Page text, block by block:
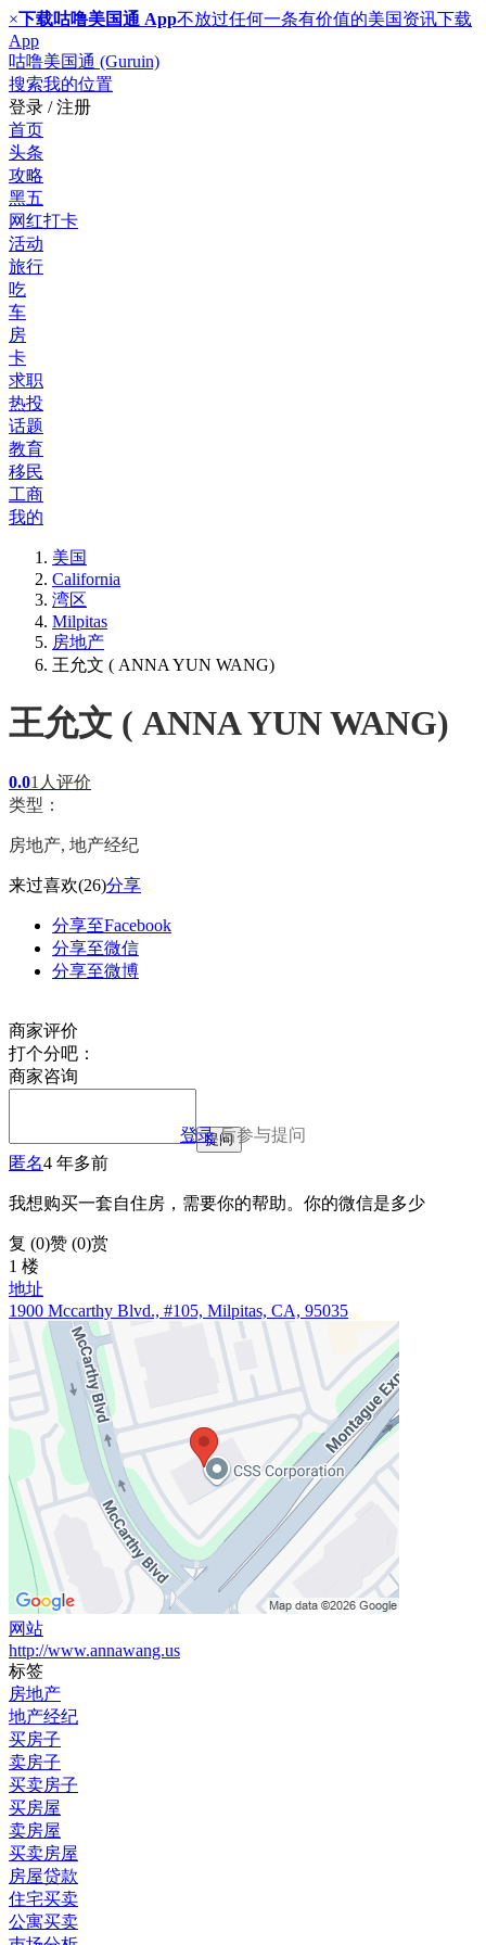
×下载咕噜美国通 App不放过任何一条有价值的美国资讯下载
App
咕噜美国通 (Guruin)
搜索我的位置
登录 / 注册
首页
头条
攻略
黑五
网红打卡
活动
旅行
吃
车
房
卡
求职
热投
话题
教育
移民
工商
我的
美国
California
湾区
Milpitas
房地产
王允文 ( ANNA YUN WANG)
王允文 ( ANNA YUN WANG)
0.01人评价
类型：
房地产, 地产经纪
来过喜欢(26)分享
分享至Facebook
分享至微信
分享至微博
商家评价
打个分吧：
商家咨询
登录后参与提问
提问
匿名4 年多前
我想购买一套自住房，需要你的帮助。你的微信是多少
复 (0)赞 (0)赏
1 楼
地址
1900 Mccarthy Blvd., #105, Milpitas, CA, 95035
网站
http://www.annawang.us
标签
房地产
地产经纪
买房子
卖房子
买卖房子
买房屋
卖房屋
买卖房屋
房屋贷款
住宅买卖
公寓买卖